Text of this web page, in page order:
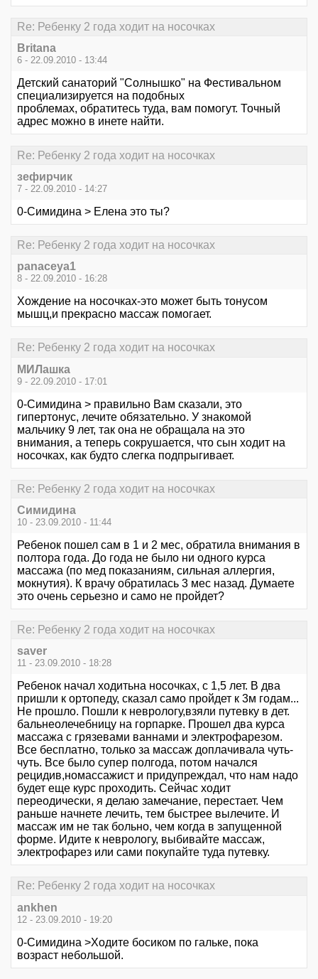
Re: Ребенку 2 года ходит на носочках
Britana
6 - 22.09.2010 - 13:44
Детский санаторий "Солнышко" на Фестивальном
специализируется на подобных
проблемах, обратитесь туда, вам помогут. Точный
адрес можно в инете найти.
Re: Ребенку 2 года ходит на носочках
зефирчик
7 - 22.09.2010 - 14:27
0-Симидина > Елена это ты?
Re: Ребенку 2 года ходит на носочках
panaceya1
8 - 22.09.2010 - 16:28
Хождение на носочках-это может быть тонусом
мышц,и прекрасно массаж помогает.
Re: Ребенку 2 года ходит на носочках
МИЛашка
9 - 22.09.2010 - 17:01
0-Симидина > правильно Вам сказали, это
гипертонус, лечите обязательно. У знакомой
мальчику 9 лет, так она не обращала на это
внимания, а теперь сокрушается, что сын ходит на
носочках, как будто слегка подпрыгивает.
Re: Ребенку 2 года ходит на носочках
Симидина
10 - 23.09.2010 - 11:44
Ребенок пошел сам в 1 и 2 мес, обратила внимания в
полтора года. До года не было ни одного курса
массажа (по мед показаниям, сильная аллергия,
мокнутия). К врачу обратилась 3 мес назад. Думаете
это очень серьезно и само не пройдет?
Re: Ребенку 2 года ходит на носочках
saver
11 - 23.09.2010 - 18:28
Ребенок начал ходитьна носочках, с 1,5 лет. В два
пришли к ортопеду, сказал само пройдет к 3м годам...
Не прошло. Пошли к неврологу,взяли путевку в дет.
бальнеолечебницу на горпарке. Прошел два курса
массажа с грязевами ваннами и электрофарезом.
Все бесплатно, только за массаж доплачивала чуть-
чуть. Все было супер полгода, потом начался
рецидив,номассажист и придупреждал, что нам надо
будет еще курс проходить. Сейчас ходит
переодически, я делаю замечание, перестает. Чем
раньше начнете лечить, тем быстрее вылечите. И
массаж им не так больно, чем когда в запущенной
форме. Идите к неврологу, выбивайте массаж,
электрофарез или сами покупайте туда путевку.
Re: Ребенку 2 года ходит на носочках
ankhen
12 - 23.09.2010 - 19:20
0-Симидина >Ходите босиком по гальке, пока
возраст небольшой.